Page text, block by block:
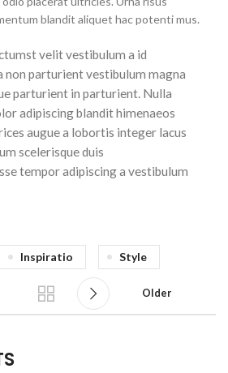
blandit aliquet hac potenti mus.
velit vestibulum a id
non parturient vestibulum magna
parturient in parturient. Nulla
adipiscing blandit himenaeos
augue a lobortis integer lacus
scelerisque duis
tempor adipiscing a vestibulum
Inspiratio Style
Older